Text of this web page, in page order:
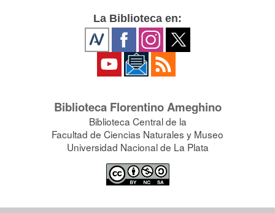
La Biblioteca en:
Biblioteca Florentino Ameghino
Biblioteca Central de la
Facultad de Ciencias Naturales y Museo
Universidad Nacional de La Plata